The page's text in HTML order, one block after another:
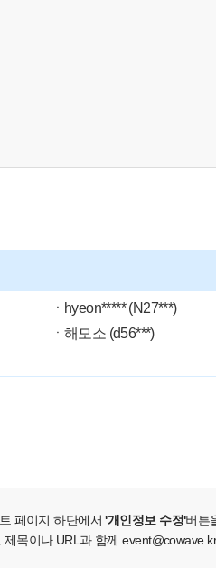
ㆍhyeon***** (N27***)
ㆍ해모소 (d56***)
페이지 하단에서'개인정보 수정'버튼
목이나 URL과 함께